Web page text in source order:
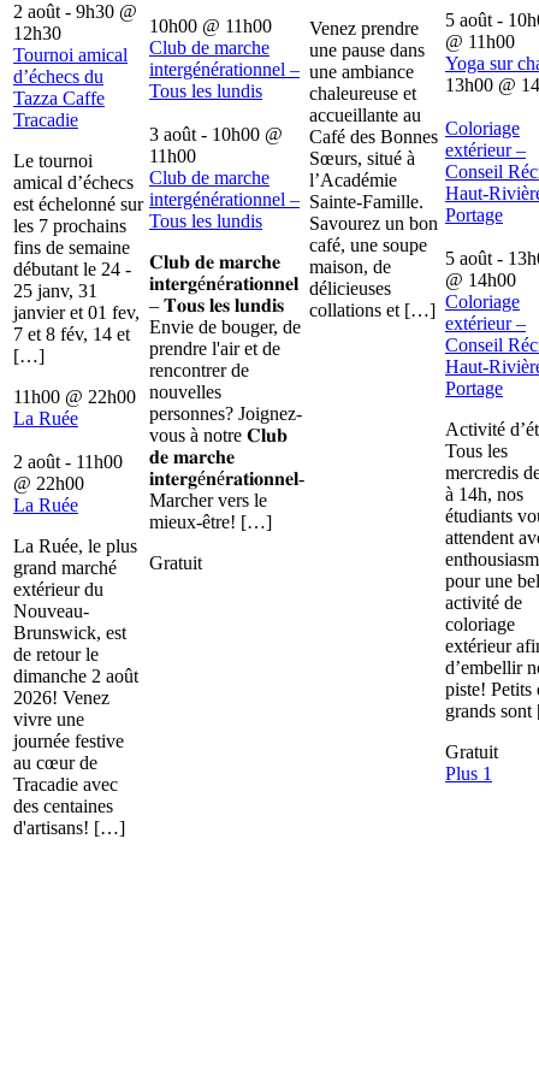
2 août - 9h30 @
12h30
Tournoi amical
d’échecs du
Tazza Caffe
Tracadie
Le tournoi
amical d’échecs
est échelonné sur
les 7 prochains
fins de semaine
débutant le 24 -
25 janv, 31
janvier et 01 fev,
7 et 8 fév, 14 et
[…]
11h00 @ 22h00
La Ruée
2 août - 11h00
@ 22h00
La Ruée
La Ruée, le plus
grand marché
extérieur du
Nouveau-
Brunswick, est
de retour le
dimanche 2 août
2026! Venez
vivre une
journée festive
au cœur de
Tracadie avec
des centaines
d'artisans! […]
10h00 @ 11h00
Club de marche
intergénérationnel –
Tous les lundis
3 août - 10h00 @
11h00
Club de marche
intergénérationnel –
Tous les lundis
𝐂𝐥𝐮𝐛 𝐝𝐞 𝐦𝐚𝐫𝐜𝐡𝐞
𝐢𝐧𝐭𝐞𝐫𝐠é𝐧é𝐫𝐚𝐭𝐢𝐨𝐧𝐧𝐞𝐥
– 𝐓𝐨𝐮𝐬 𝐥𝐞𝐬 𝐥𝐮𝐧𝐝𝐢𝐬
Envie de bouger, de
prendre l'air et de
rencontrer de
nouvelles
personnes? Joignez-
vous à notre 𝐂𝐥𝐮𝐛
𝐝𝐞 𝐦𝐚𝐫𝐜𝐡𝐞
𝐢𝐧𝐭𝐞𝐫𝐠é𝐧é𝐫𝐚𝐭𝐢𝐨𝐧𝐧𝐞𝐥-
Marcher vers le
mieux-être! […]
Gratuit
Venez prendre
une pause dans
une ambiance
chaleureuse et
accueillante au
Café des Bonnes
Sœurs, situé à
l’Académie
Sainte-Famille.
Savourez un bon
café, une soupe
maison, de
délicieuses
collations et […]
5 août -
@ 11h00
Yoga sur
13h00 @
Coloriage
extérieur –
Conseil
Haut-
Portage
5 août -
@ 14h00
Coloriage
extérieur –
Conseil
Haut-
Portage
Activité
Tous les
mercredis
à 14h, nos
étudiants
attendent
pour une
activité de
coloriage
extérieur
d’embellir
piste! Petits
grands
Gratuit
Plus 1